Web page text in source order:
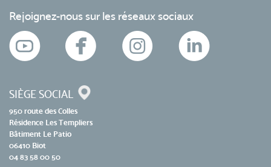
Rejoignez-nous sur les réseaux sociaux
SIÈGE SOCIAL
950 route des Colles
Résidence Les Templiers
Bâtiment Le Patio
06410 Biot
04 83 58 00 50